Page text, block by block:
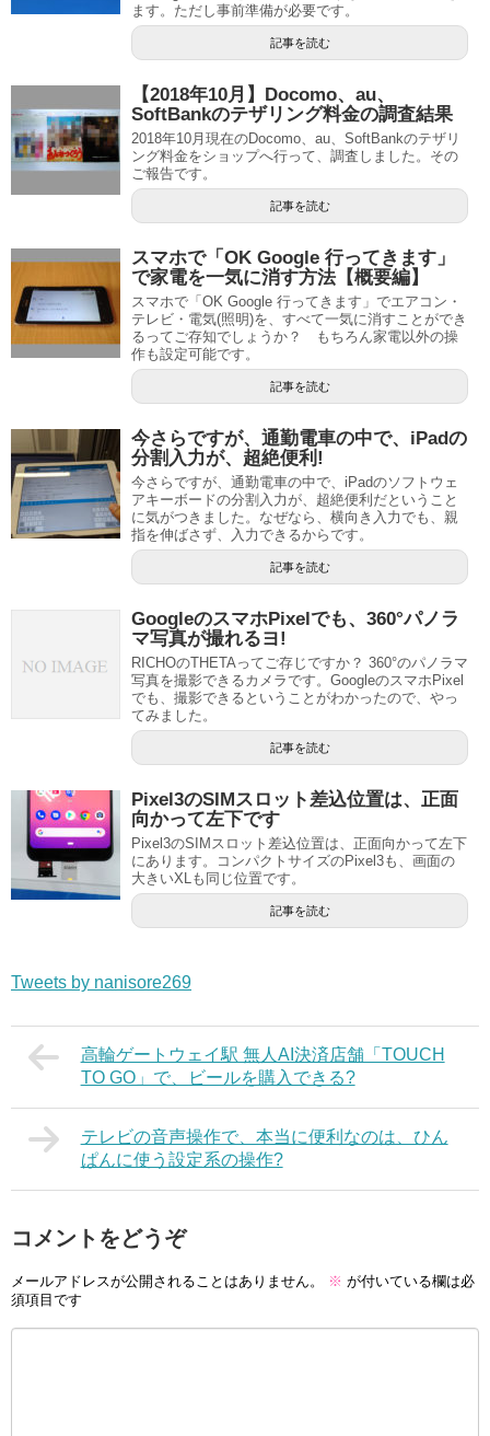
ます。ただし事前準備が必要です。
記事を読む
【2018年10月】Docomo、au、
SoftBankのテザリング料金の調査結果
2018年10月現在のDocomo、au、SoftBankのテザリ
ング料金をショップへ行って、調査しました。その
ご報告です。
記事を読む
スマホで「OK Google 行ってきます」
で家電を一気に消す方法【概要編】
スマホで「OK Google 行ってきます」でエアコン・
テレビ・電気(照明)を、すべて一気に消すことができ
るってご存知でしょうか？ もちろん家電以外の操
作も設定可能です。
記事を読む
今さらですが、通勤電車の中で、iPadの
分割入力が、超絶便利!
今さらですが、通勤電車の中で、iPadのソフトウェ
アキーボードの分割入力が、超絶便利だということ
に気がつきました。なぜなら、横向き入力でも、親
指を伸ばさず、入力できるからです。
記事を読む
GoogleのスマホPixelでも、360°パノラ
マ写真が撮れるヨ!
RICHOのTHETAってご存じですか？ 360°のパノラマ
写真を撮影できるカメラです。GoogleのスマホPixel
でも、撮影できるということがわかったので、やっ
てみました。
記事を読む
Pixel3のSIMスロット差込位置は、正面
向かって左下です
Pixel3のSIMスロット差込位置は、正面向かって左下
にあります。コンパクトサイズのPixel3も、画面の
大きいXLも同じ位置です。
記事を読む
Tweets by nanisore269
高輪ゲートウェイ駅 無人AI決済店舗「TOUCH
TO GO」で、ビールを購入できる?
テレビの音声操作で、本当に便利なのは、ひん
ぱんに使う設定系の操作?
コメントをどうぞ
メールアドレスが公開されることはありません。 ※ が付いている欄は必
須項目です